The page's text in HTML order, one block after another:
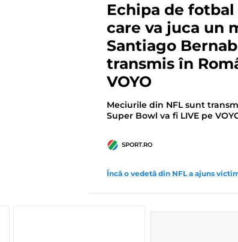
Echipa de
care va juca un
Santiago
transmis în
VOYO
Meciurile din NFL sunt
Super Bowl va fi LIVE pe
SPORT.RO
Încă o vedetă din NFL a ajuns